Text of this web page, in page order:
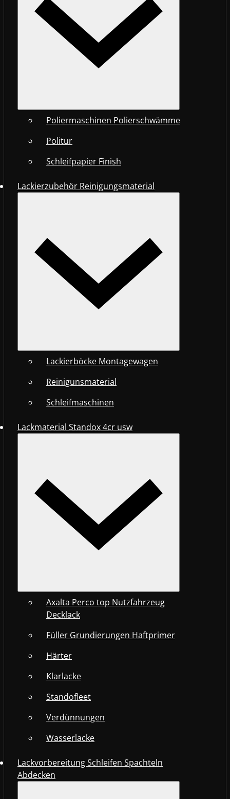
Poliermaschinen Polierschwämme
Politur
Schleifpapier Finish
Lackierzubehör Reinigungsmaterial
Lackierböcke Montagewagen
Reinigunsmaterial
Schleifmaschinen
Lackmaterial Standox 4cr usw
Axalta Perco top Nutzfahrzeug
Decklack
Füller Grundierungen Haftprimer
Härter
Klarlacke
Standofleet
Verdünnungen
Wasserlacke
Lackvorbereitung Schleifen Spachteln
Abdecken